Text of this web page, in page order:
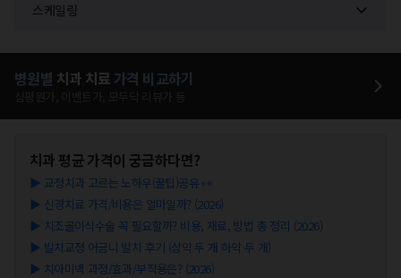
스케일링
병원별 치과 치료 가격 비교하기
치과 평균 가격이 궁금하다면?
▶ 교정치과 고르는 노하우(꿀팁)공유 👀
▶ 신경치료 가격/비용은 얼마일까? (2026)
▶ 치조골이식수술 꼭 필요할까? 비용, 재료, 방법 총 정리 (2026)
▶ 발치교정 어금니 발치 후기 (상악 두 개 하악 두 개)
▶ 치아미백 과정/효과/부작용은? (2026)